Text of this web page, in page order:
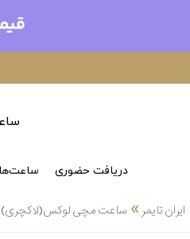
دریافت حضوری
ایران تایمر » ساعت مچی لوکس(لاکچری) Luxury